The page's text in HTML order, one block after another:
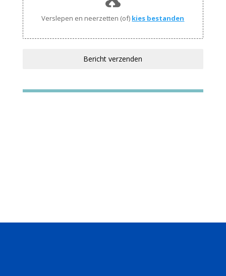
Verslepen en neerzetten (of) kies bestanden
Bericht verzenden